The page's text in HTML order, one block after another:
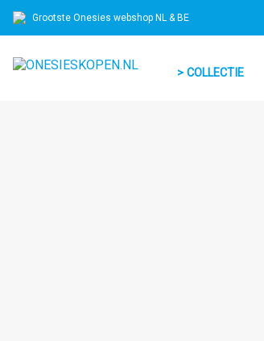
Grootste Onesies webshop NL & BE
> COLLECTIE